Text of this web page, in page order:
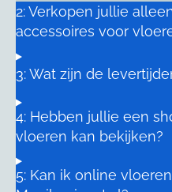
2: Verkopen jullie
accessoires voor
3: Wat zijn de
4: Hebben jullie een
vloeren kan bekijken?
5: Kan ik online